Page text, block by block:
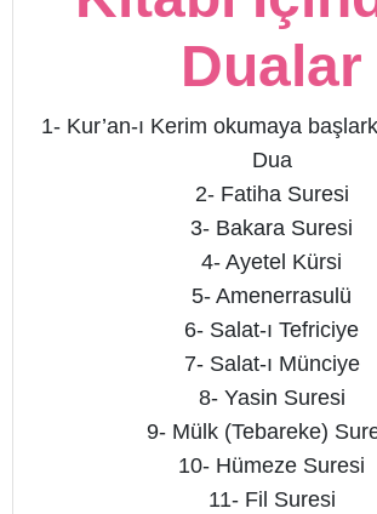
Dualar
1- Kur’an-ı Kerim okumaya
Dua
2- Fatiha Suresi
3- Bakara Suresi
4- Ayetel Kürsi
5- Amenerrasulü
6- Salat-ı Tefriciye
7- Salat-ı Münciye
8- Yasin Suresi
9- Mülk (Tebareke)
10- Hümeze Suresi
11- Fil Suresi